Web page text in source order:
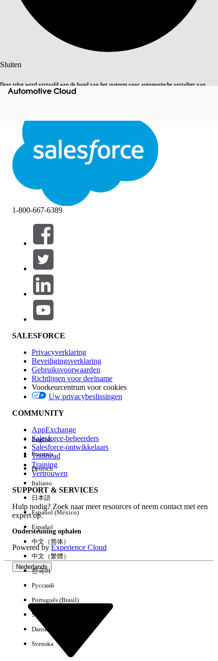
Sluiten
Deze tekst werd vertaald aan de hand van het systeem voor automatische vertaling van
Salesforce. U vindthiermeer details.
Sluiten Sluiten
Automotive Cloud
Zoeken
Filters (0)
FILTERS SELECTEREN
Productgebied
Invloed op functies
Edition
Ervaring
Alles wissen Gereed
Geen resultaten
1-800-667-6389
SALESFORCE
Privacyverklaring
Beveiligingsverklaring
Gebruiksvoorwaarden
Richtlijnen voor deelname
Voorkeurcentrum voor cookies
Uw privacybeslissingen
COMMUNITY
AppExchange
Salesforce-beheerders
Salesforce-ontwikkelaars
Trailhead
Training
Vertrouwen
SUPPORT & SERVICES
Hulp nodig? Zoek naar meer resources of neem contact met een
expert op.
Ondersteuning ophalen
Powered byExperience Cloud
Nederlands
English
Français
Deutsch
Italiano
日本語
Español (México)
Español
中文（简体）
中文（繁體）
한국어
Русский
Português (Brasil)
Suomi
Dansk
Svenska